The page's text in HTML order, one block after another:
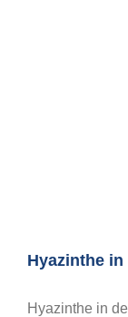
Hyazinthe in
Hyazinthe in